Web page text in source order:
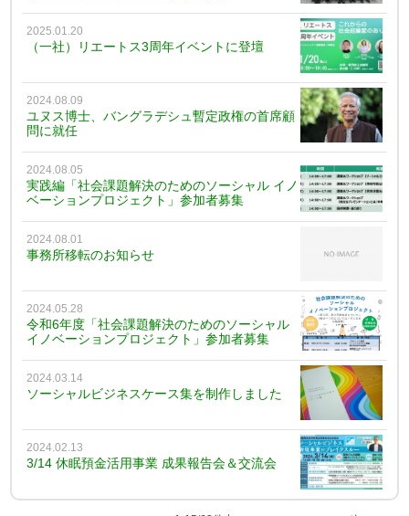
2025.01.20
（一社）リエートス3周年イベントに登壇
2024.08.09
ユヌス博士、バングラデシュ暫定政権の首席顧
問に就任
2024.08.05
実践編「社会課題解決のためのソーシャル イノ
ベーションプロジェクト」参加者募集
2024.08.01
事務所移転のお知らせ
2024.05.28
令和6年度「社会課題解決のためのソーシャル
イノベーションプロジェクト」参加者募集
2024.03.14
ソーシャルビジネスケース集を制作しました
2024.02.13
3/14 休眠預金活用事業 成果報告会＆交流会